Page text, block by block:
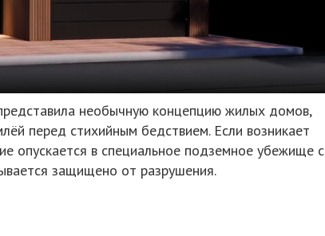
необычную концепцию жилых домов,
перед стихийным бедствием. Если возникает
опускается в специальное подземное убежище с
защищено от разрушения.